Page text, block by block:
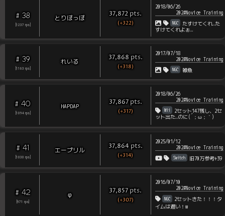
# 38
1237 rps
とりぽっぽ 37,872 pts.
(+322)
2018/06/26
202#Novice Training
NGC
たすけてくれ…た
すけてくれよぉ…
# 39
1163 rps
れいる 37,868 pts.
(+318)
2017/07/18
202#Novice Training
NGC 雑魚
# 40
1094 rps
HAPDAP 37,867 pts.
(+317)
2018/06/26
202#Novice Training
Wii
2セット147残し、2セ
ット出た…のに(´；ω；｀)
# 41
1030 rps
エープリル 37,864 pts.
(+314)
2025/01/12
202#Novice Training
Switch 旧70万参考+39
# 42
[971 rps
φ 37,857 pts.
(+307)
2016/07/10
202#Novice Training
NGC
2セットきた！！！タ
イムは遅い！w